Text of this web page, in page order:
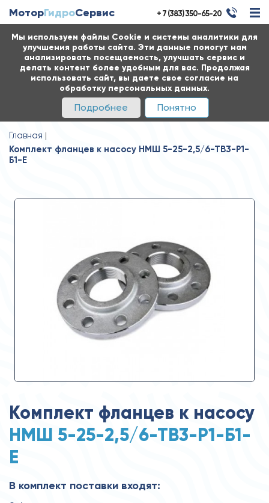
Мы используем файлы Cookie и системы аналитики для
улучшения работы сайта. Эти данные помогут нам
анализировать посещаемость, улучшать сервис и
делать контент более удобным для вас. Продолжая
использовать сайт, вы даете свое согласие на
обработку персональных данных.
Подробнее Понятно
МоторГидроСервис + 7 (383) 350-65-20
Главная
Комплект фланцев к насосу НМШ 5-25-2,5/6-ТВ3-Р1-
Б1-Е
Комплект фланцев к насосу
НМШ 5-25-2,5/6-ТВ3-Р1-Б1-
Е
В комплект поставки входят: